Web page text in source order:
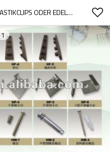
WPC DECKINGZUSÄTZE, PLASTIKCLIPS ODER EDELSTAHL BEFESTIGT (MIT SCHRAUBEN)
1